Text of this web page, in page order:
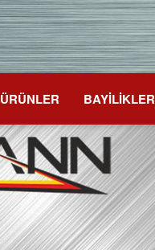
ÜRÜNLER BAYİLİKLER